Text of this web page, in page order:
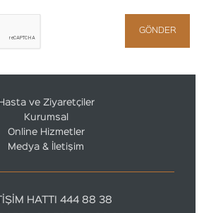
GÖNDER
Hasta ve Ziyaretçiler
Kurumsal
Online Hizmetler
Medya & İletişim
HATTI 444 88 38